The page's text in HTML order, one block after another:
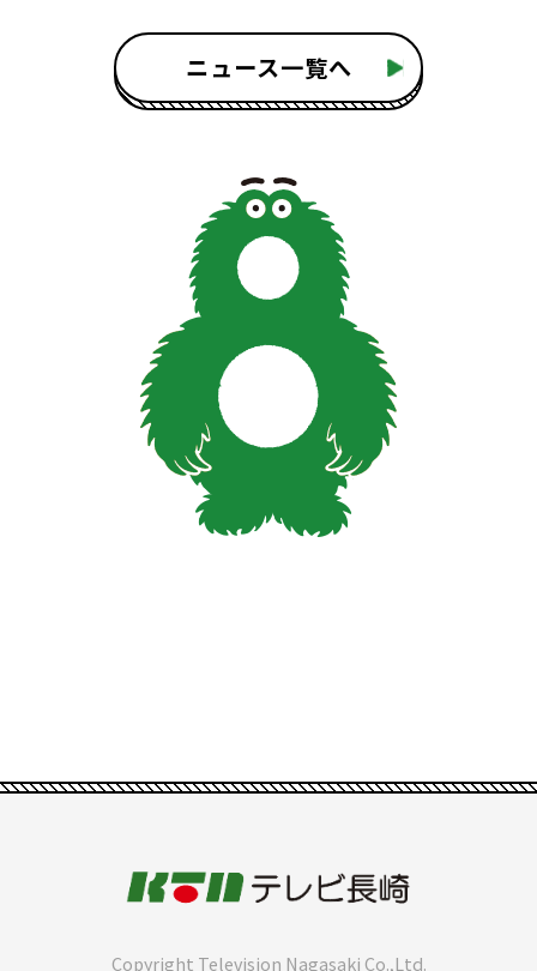
ニュース一覧へ
Copyright Television Nagasaki Co.,Ltd.